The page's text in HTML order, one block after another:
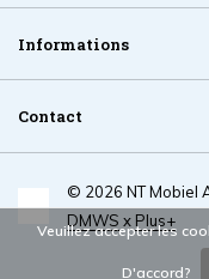
Informations
Contact
© 2026 NT Mobiel
DMWS x Plus+
Veuillez accepter les
D'accord?